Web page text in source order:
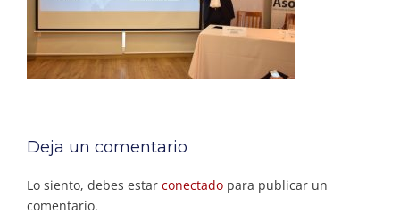
Deja un comentario
Lo siento, debes estar conectado para publicar un
comentario.